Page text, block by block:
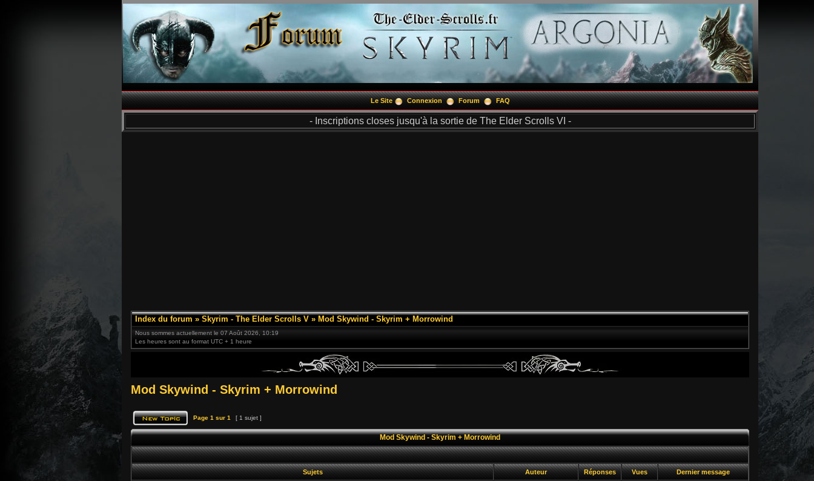
Le Site Connexion Forum FAQ
- Inscriptions closes jusqu'à la sortie de The Elder Scrolls VI -
Index du forum » Skyrim - The Elder Scrolls V » Mod Skywind - Skyrim + Morrowind
Nous sommes actuellement le 07 Août 2026, 10:19
Les heures sont au format UTC + 1 heure
Mod Skywind - Skyrim + Morrowind
Page 1 sur 1 [ 1 sujet ]
Mod Skywind - Skyrim + Morrowind
Sujets Auteur Réponses Vues Dernier message